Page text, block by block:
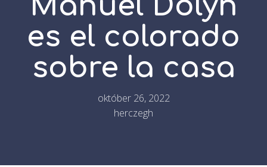
es el colorado
sobre la casa
október 26, 2022
herczegh